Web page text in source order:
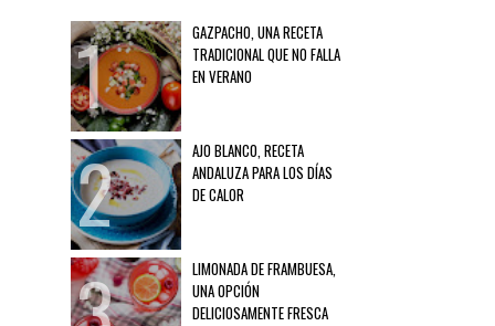
GAZPACHO, UNA RECETA
TRADICIONAL QUE NO FALLA
EN VERANO
AJO BLANCO, RECETA
ANDALUZA PARA LOS DÍAS
DE CALOR
LIMONADA DE FRAMBUESA,
UNA OPCIÓN
DELICIOSAMENTE FRESCA